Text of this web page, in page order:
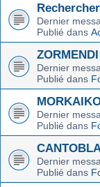
Dernier
Publié dans
Dernier
Publié dans
Dernier
Publié dans
Dernier
Publié dans